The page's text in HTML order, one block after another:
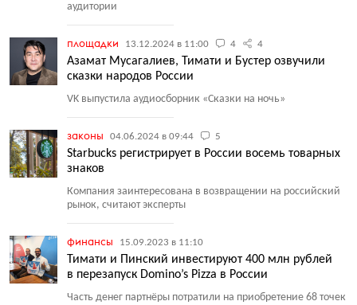
аудитории
площадки 13.12.2024 в 11:00 4 4
Азамат Мусагалиев, Тимати и Бустер озвучили
сказки народов России
VK выпустила аудиосборник «Сказки на ночь»
законы 04.06.2024 в 09:44 5
Starbucks регистрирует в России восемь товарных
знаков
Компания заинтересована в возвращении на российский
рынок, считают эксперты
финансы 15.09.2023 в 11:10
Тимати и Пинский инвестируют 400 млн рублей
в перезапуск Domino’s Pizza в России
Часть денег партнёры потратили на приобретение 68 точек